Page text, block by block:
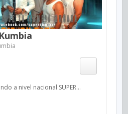
a nivel nacional SUPER...